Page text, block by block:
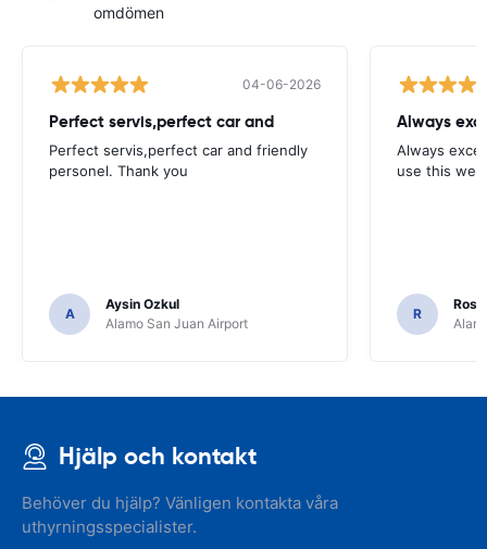
omdömen
04-06-2026
Perfect servis,perfect car and
Perfect servis,perfect car and friendly
personel. Thank you
A
Aysin Ozkul
Alamo San Juan Airport
Always
Always
use this
R
Hjälp och kontakt
Behöver du hjälp? Vänligen kontakta våra
uthyrningsspecialister.